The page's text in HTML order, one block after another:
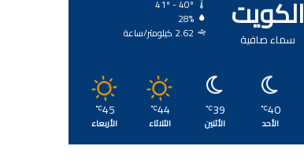
الكويت
سماء صافية
28%
2.62 كيلومتر/ساعة
40
℃
الأحد
39
℃
الأثنين
44
℃
الثلاثاء
45
℃
الأربعاء